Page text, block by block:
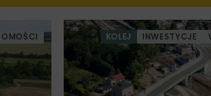
KOLEJ INWESTYCJE